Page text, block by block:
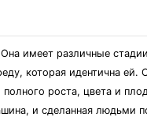
имеет различные
которая идентична ей.
роста, цвета и
и сделанная людьми